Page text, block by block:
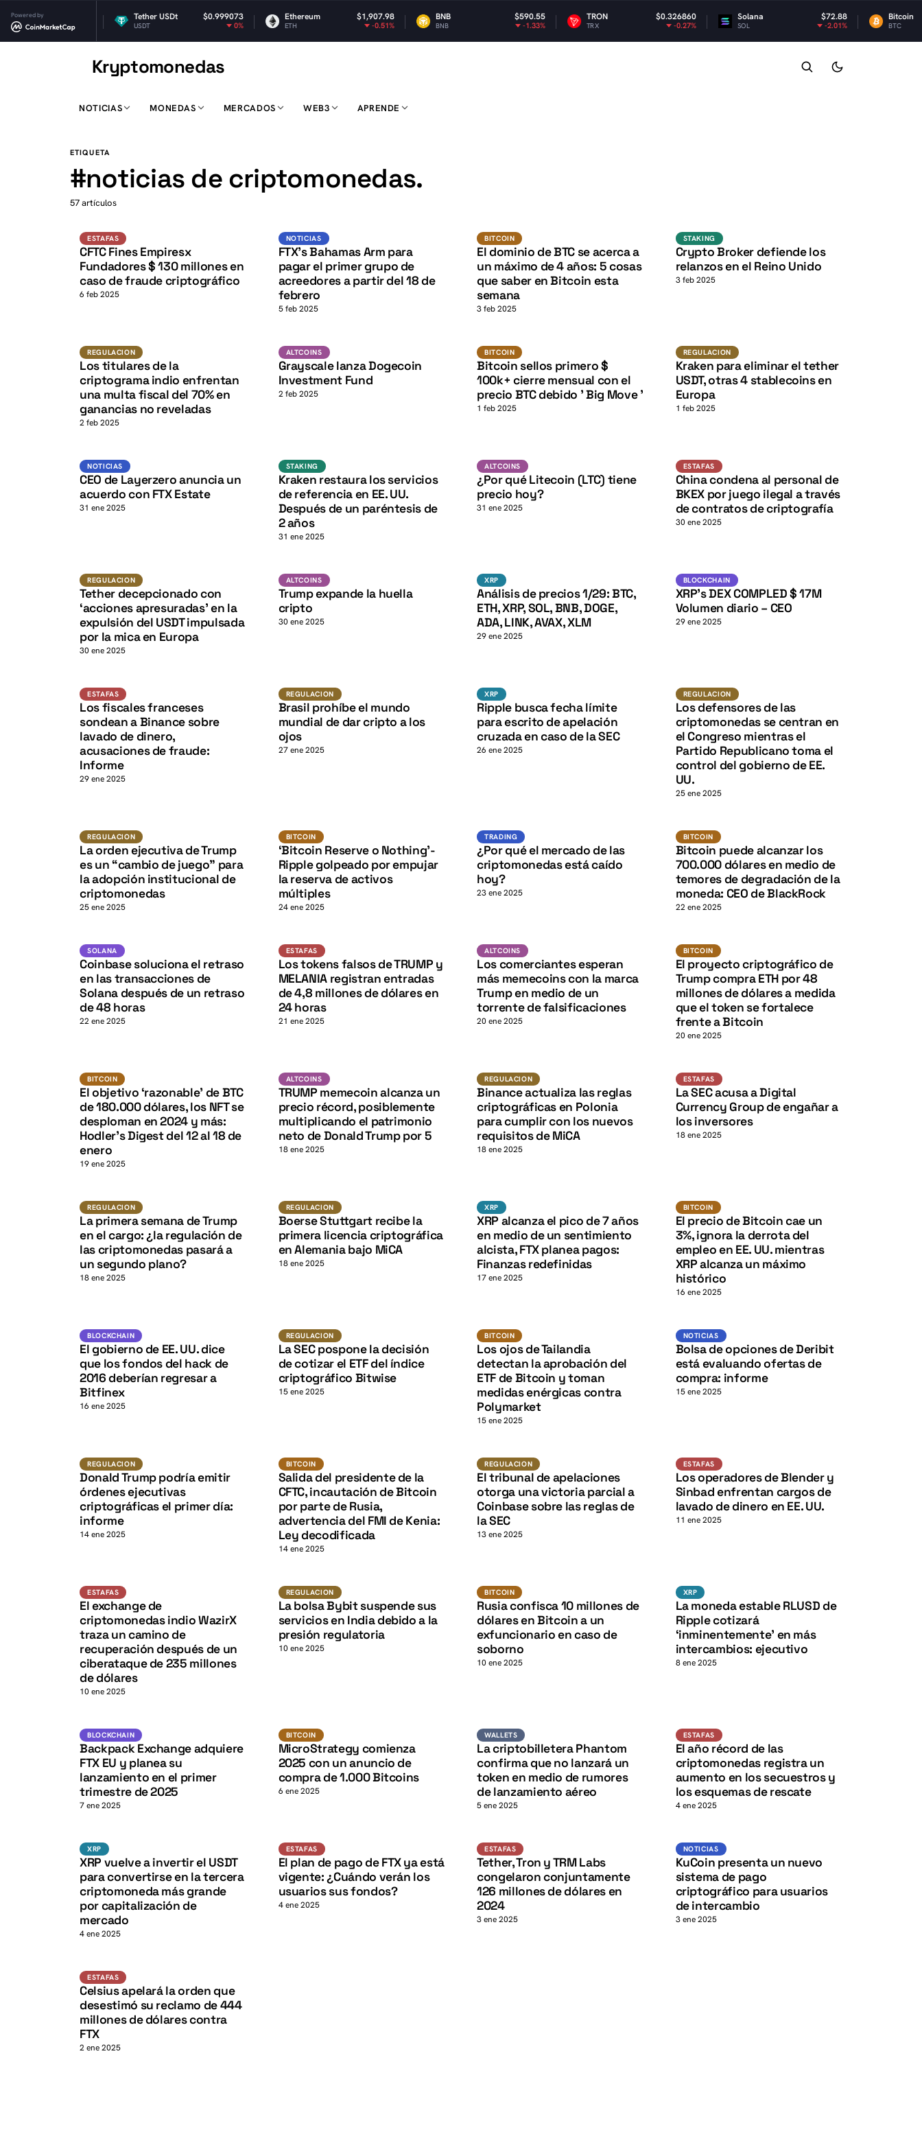
Powered by
$1.04
-3.07%
Tether USDt $0.999073 Ethereum $1,907.98
ETH
BNB
BNB
TRON
TRX
Solana
SOL
Bitcoin
BTC
Kryptomonedas
NOTICIAS MONEDAS MERCADOS WEB3 APRENDE
ETIQUETA
#noticias de criptomonedas.
57 artículos K
ESTAFAS
CFTC Fines Empiresx
Fundadores $ 130 millones en
caso de fraude criptográfico
6 feb 2025 K
NOTICIAS
FTX’s Bahamas Arm para
pagar el primer grupo de
acreedores a partir del 18 de
febrero
5 feb 2025
BITCOIN K
BITCOIN
El dominio de BTC se acerca a
un máximo de 4 años: 5 cosas
que saber en Bitcoin esta
semana
3 feb 2025 K
STAKING
Crypto Broker defiende los
relanzos en el Reino Unido
3 feb 2025
RegulacionK
REGULACION
Los titulares de la
criptograma indio enfrentan
una multa fiscal del 70% en
ganancias no reveladas
2 feb 2025
ALTCOINSDOGEK
ALTCOINS
Grayscale lanza Dogecoin
Investment Fund
2 feb 2025
BITCOIN K
BITCOIN
Bitcoin sellos primero $
100k+ cierre mensual con el
precio BTC debido ' Big Move '
1 feb 2025
REGULACION USDT
K
REGULACION
Kraken para eliminar el tether
USDT, otras 4 stablecoins en
Europa
1 feb 2025
K
NOTICIAS
CEO de Layerzero anuncia un
acuerdo con FTX Estate
31 ene 2025 K
STAKING
Kraken restaura los servicios
de referencia en EE. UU.
Después de un paréntesis de
2 años
31 ene 2025
ALTCOINS K
ALTCOINS
¿Por qué Litecoin (LTC) tiene
precio hoy?
31 ene 2025 K
ESTAFAS
China condena al personal de
BKEX por juego ilegal a través
de contratos de criptografía
30 ene 2025
REGULACIONUSDTK
REGULACION
Tether decepcionado con
‘acciones apresuradas’ en la
expulsión del USDT impulsada
por la mica en Europa
30 ene 2025
AltcoinsK
ALTCOINS
Trump expande la huella
cripto
30 ene 2025
XRP K
XRP
Análisis de precios 1/29: BTC,
ETH, XRP, SOL, BNB, DOGE,
ADA, LINK, AVAX, XLM
29 ene 2025
BLOCKCHAIN K
BLOCKCHAIN
XRP’s DEX COMPLED $ 17M
Volumen diario – CEO
29 ene 2025
K
ESTAFAS
Los fiscales franceses
sondean a Binance sobre
lavado de dinero,
acusaciones de fraude:
Informe
29 ene 2025
Regulacion
K
REGULACION
Brasil prohíbe el mundo
mundial de dar cripto a los
ojos
27 ene 2025
XRP K
XRP
Ripple busca fecha límite
para escrito de apelación
cruzada en caso de la SEC
26 ene 2025
RegulacionK
REGULACION
Los defensores de las
criptomonedas se centran en
el Congreso mientras el
Partido Republicano toma el
control del gobierno de EE.
UU.
25 ene 2025
RegulacionK
REGULACION
La orden ejecutiva de Trump
es un “cambio de juego” para
la adopción institucional de
criptomonedas
25 ene 2025
BITCOIN K
BITCOIN
‘Bitcoin Reserve o Nothing’-
Ripple golpeado por empujar
la reserva de activos
múltiples
24 ene 2025 K
TRADING
¿Por qué el mercado de las
criptomonedas está caído
hoy?
23 ene 2025
BITCOIN K
BITCOIN
Bitcoin puede alcanzar los
700.000 dólares en medio de
temores de degradación de la
moneda: CEO de BlackRock
22 ene 2025
SOLANA K
SOLANA
Coinbase soluciona el retraso
en las transacciones de
Solana después de un retraso
de 48 horas
22 ene 2025 K
ESTAFAS
Los tokens falsos de TRUMP y
MELANIA registran entradas
de 4,8 millones de dólares en
24 horas
21 ene 2025 K
ALTCOINS
Los comerciantes esperan
más memecoins con la marca
Trump en medio de un
torrente de falsificaciones
20 ene 2025
BITCOIN K
BITCOIN
El proyecto criptográfico de
Trump compra ETH por 48
millones de dólares a medida
que el token se fortalece
frente a Bitcoin
20 ene 2025
BITCOIN K
BITCOIN
El objetivo ‘razonable’ de BTC
de 180.000 dólares, los NFT se
desploman en 2024 y más:
Hodler’s Digest del 12 al 18 de
enero
19 ene 2025
AltcoinsK
ALTCOINS
TRUMP memecoin alcanza un
precio récord, posiblemente
multiplicando el patrimonio
neto de Donald Trump por 5
18 ene 2025
RegulacionK
REGULACION
Binance actualiza las reglas
criptográficas en Polonia
para cumplir con los nuevos
requisitos de MiCA
18 ene 2025 K
ESTAFAS
La SEC acusa a Digital
Currency Group de engañar a
los inversores
18 ene 2025
RegulacionK
REGULACION
La primera semana de Trump
en el cargo: ¿la regulación de
las criptomonedas pasará a
un segundo plano?
18 ene 2025
RegulacionK
REGULACION
Boerse Stuttgart recibe la
primera licencia criptográfica
en Alemania bajo MiCA
18 ene 2025
XRP K
XRP
XRP alcanza el pico de 7 años
en medio de un sentimiento
alcista, FTX planea pagos:
Finanzas redefinidas
17 ene 2025
BITCOIN K
BITCOIN
El precio de Bitcoin cae un
3%, ignora la derrota del
empleo en EE. UU. mientras
XRP alcanza un máximo
histórico
16 ene 2025
BlockchainK
BLOCKCHAIN
El gobierno de EE. UU. dice
que los fondos del hack de
2016 deberían regresar a
Bitfinex
16 ene 2025
RegulacionK
REGULACION
La SEC pospone la decisión
de cotizar el ETF del índice
criptográfico Bitwise
15 ene 2025
BITCOIN K
BITCOIN
Los ojos de Tailandia
detectan la aprobación del
ETF de Bitcoin y toman
medidas enérgicas contra
Polymarket
15 ene 2025 K
NOTICIAS
Bolsa de opciones de Deribit
está evaluando ofertas de
compra: informe
15 ene 2025
RegulacionK
REGULACION
Donald Trump podría emitir
órdenes ejecutivas
criptográficas el primer día:
informe
14 ene 2025
BITCOIN K
BITCOIN
Salida del presidente de la
CFTC, incautación de Bitcoin
por parte de Rusia,
advertencia del FMI de Kenia:
Ley decodificada
14 ene 2025
RegulacionK
REGULACION
El tribunal de apelaciones
otorga una victoria parcial a
Coinbase sobre las reglas de
la SEC
13 ene 2025 K
ESTAFAS
Los operadores de Blender y
Sinbad enfrentan cargos de
lavado de dinero en EE. UU.
11 ene 2025
K
ESTAFAS
El exchange de
criptomonedas indio WazirX
traza un camino de
recuperación después de un
ciberataque de 235 millones
de dólares
10 ene 2025
RegulacionK
REGULACION
La bolsa Bybit suspende sus
servicios en India debido a la
presión regulatoria
10 ene 2025
BITCOIN K
BITCOIN
Rusia confisca 10 millones de
dólares en Bitcoin a un
exfuncionario en caso de
soborno
10 ene 2025
XRP K
XRP
La moneda estable RLUSD de
Ripple cotizará
‘inminentemente’ en más
intercambios: ejecutivo
8 ene 2025
BlockchainK
BLOCKCHAIN
Backpack Exchange adquiere
FTX EU y planea su
lanzamiento en el primer
trimestre de 2025
7 ene 2025 K
BITCOIN
MicroStrategy comienza
2025 con un anuncio de
compra de 1.000 Bitcoins
6 ene 2025 K
WALLETS
La criptobilletera Phantom
confirma que no lanzará un
token en medio de rumores
de lanzamiento aéreo
5 ene 2025 K
ESTAFAS
El año récord de las
criptomonedas registra un
aumento en los secuestros y
los esquemas de rescate
4 ene 2025
XRP K
XRP
XRP vuelve a invertir el USDT
para convertirse en la tercera
criptomoneda más grande
por capitalización de
mercado
4 ene 2025 K
ESTAFAS
El plan de pago de FTX ya está
vigente: ¿Cuándo verán los
usuarios sus fondos?
4 ene 2025
ESTAFAS USDTK
ESTAFAS
Tether, Tron y TRM Labs
congelaron conjuntamente
126 millones de dólares en
2024
3 ene 2025 K
NOTICIAS
KuCoin presenta un nuevo
sistema de pago
criptográfico para usuarios
de intercambio
3 ene 2025
K
ESTAFAS
Celsius apelará la orden que
desestimó su reclamo de 444
millones de dólares contra
FTX
2 ene 2025